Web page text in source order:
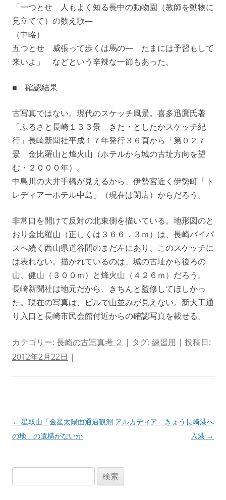
「一つとせ 人もよく知る長中の動物園（教師を動物に
見立てて）の数え歌—
（中略）
五つとせ 威張って歩くは馬の— たまには予習もして
来いよ」 などという辛辣な一節もあった。
■ 確認結果
古写真ではない。現代のスケッチ風景。喜多迅鷹氏著
「ふるさと長崎１３３景 きた・としたかスケッチ紀
行」長崎新聞社平成１７年発行３６頁から「第０２７
景 金比羅山と烽火山（ホテルから城の古址方向を望
む・２０００年）。
中島川の大井手橋が見えるから、伊勢宮近く伊勢町「ト
レディアーホテル中島」（現在は閉店）からだろう。
非常口を開けて反対の北東側を描いている。地形図のと
おり金比羅山（正しくは３６６．３ｍ）は、長崎バイパ
スへ続く西山県道谷間のまだ左にあり、このスケッチに
は表れない。描かれているのは、城の古址から後ろの
山、健山（３００ｍ）と烽火山（４２６ｍ）だろう。
長崎新聞社は地元だから、きちんと監修してほしかっ
た。現在の写真は、ビルで山並みが見えない。新大工通
り入口と長崎市民会館付近からの確認写真を載せる。
カテゴリー: 長崎の古写真考 ２ | タグ: 練習用 | 投稿日:
2012年2月22日 |
投
稿
← 星取山「金星太陽面通過観測
の地」の遺構がないか
アルカディア きょう長崎港へ
入港 →
索: